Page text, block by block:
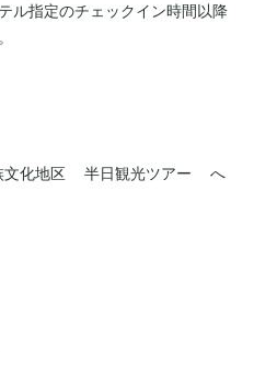
ル指定のチェックイン時間以降
文化地区 半日観光ツアー へ